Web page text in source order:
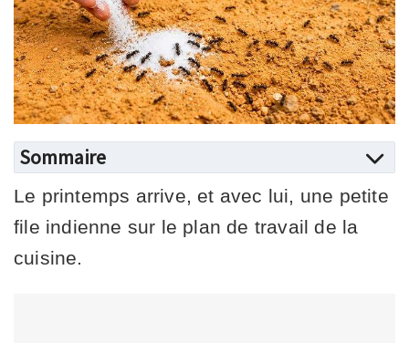
Sommaire
Le printemps arrive, et avec lui, une petite
file indienne sur le plan de travail de la
cuisine.